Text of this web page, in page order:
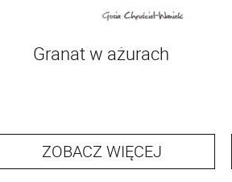
Granat w ażurach
ZOBACZ WIĘCEJ